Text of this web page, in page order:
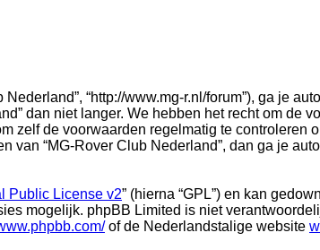
“http://www.mg-r.nl/forum”), ga je
dan niet langer. We hebben het recht om de
zelf de voorwaarden regelmatig te controleren
van “MG-Rover Club Nederland”, dan ga je
Public License v2” (hierna “GPL”) en kan
mogelijk. phpBB Limited is niet
of de Nederlandstalige website